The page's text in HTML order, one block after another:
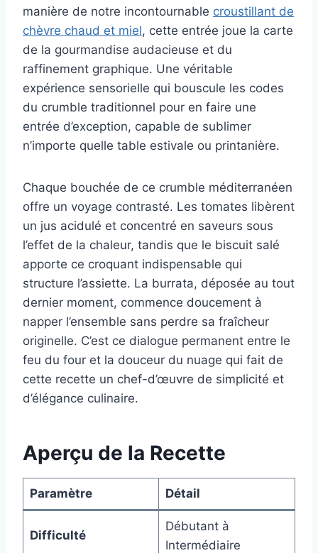
manière de notre incontournable croustillant de
chèvre chaud et miel, cette entrée joue la carte
de la gourmandise audacieuse et du
raffinement graphique. Une véritable
expérience sensorielle qui bouscule les codes
du crumble traditionnel pour en faire une
entrée d’exception, capable de sublimer
n’importe quelle table estivale ou printanière.
Chaque bouchée de ce crumble méditerranéen
offre un voyage contrasté. Les tomates libèrent
un jus acidulé et concentré en saveurs sous
l’effet de la chaleur, tandis que le biscuit salé
apporte ce croquant indispensable qui
structure l’assiette. La burrata, déposée au tout
dernier moment, commence doucement à
napper l’ensemble sans perdre sa fraîcheur
originelle. C’est ce dialogue permanent entre le
feu du four et la douceur du nuage qui fait de
cette recette un chef-d’œuvre de simplicité et
d’élégance culinaire.
Aperçu de la Recette
Paramètre Détail
Difficulté
Débutant à
Intermédiaire